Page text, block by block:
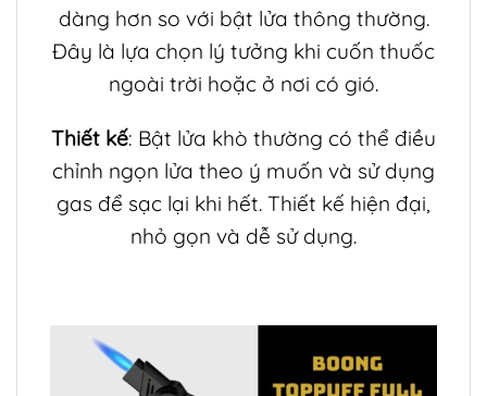
dàng hơn so với bật lửa thông thường.
Đây là lựa chọn lý tưởng khi cuốn thuốc
ngoài trời hoặc ở nơi có gió.
Thiết kế: Bật lửa khò thường có thể điều
chỉnh ngọn lửa theo ý muốn và sử dụng
gas để sạc lại khi hết. Thiết kế hiện đại,
nhỏ gọn và dễ sử dụng.